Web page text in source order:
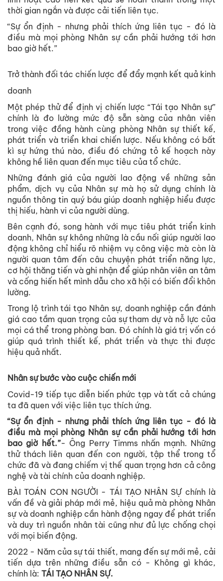
thời gian ngắn và được cải tiến liên tục.
“Sự ổn định - nhưng phải thích ứng liên tục - đó là
điều mà mọi phòng Nhân sự cần phải hướng tới hơn
bao giờ hết.”
Trở thành đối tác chiến lược để đẩy mạnh kết quả kinh
doanh
Một phép thử để định vị chiến lược “Tái tạo Nhân sự”
chính là đo lường mức độ sẵn sàng của nhân viên
trong việc đồng hành cùng phòng Nhân sự thiết kế,
phát triển và triển khai chiến lược. Nếu không có bất
kì sự hứng thú nào, điều đó chứng tỏ kế hoạch này
không hề liên quan đến mục tiêu của tổ chức.
Những đánh giá của người lao động về những sản
phẩm, dịch vụ của Nhân sự mà họ sử dụng chính là
nguồn thông tin quý báu giúp doanh nghiệp hiểu được
thị hiếu, hành vi của người dùng.
Bên cạnh đó, song hành với mục tiêu phát triển kinh
doanh, Nhân sự không những là cầu nối giúp người lao
động không chỉ hiểu rõ nhiệm vụ công việc mà còn là
người quan tâm đến câu chuyện phát triển năng lực,
cơ hội thăng tiến và ghi nhận để giúp nhân viên an tâm
và cống hiến hết mình dẫu cho xã hội có biến đổi khôn
lường.
Trong lộ trình tái tạo Nhân sự, doanh nghiệp cần đánh
giá cao tầm quan trọng của sự tham dự và nỗ lực của
mọi cá thể trong phòng ban. Đó chính là giá trị vốn có
giúp quá trình thiết kế, phát triển và thực thi được
hiệu quả nhất.
Nhân sự bước vào cuộc chiến mới
Covid-19 tiếp tục diễn biến phức tạp và tất cả chúng
ta đã quen với việc liên tục thích ứng.
“Sự ổn định - nhưng phải thích ứng liên tục - đó là
điều mà mọi phòng Nhân sự cần phải hướng tới hơn
bao giờ hết.”- Ông Perry Timms nhấn mạnh. Những
thử thách liên quan đến con người, tập thể trong tổ
chức đã và đang chiếm vị thế quan trọng hơn cả công
nghệ và tài chính của doanh nghiệp.
BÀI TOÁN CON NGƯỜI - TÁI TẠO NHÂN SỰ chính là
vấn đề và giải pháp mới mẻ, hiệu quả mà phòng Nhân
sự và doanh nghiệp cần hành động ngay để phát triển
và duy trì nguồn nhân tài cũng như đủ lực chống chọi
với mọi biến động.
2022 - Năm của sự tái thiết, mang đến sự mới mẻ, cải
tiến dựa trên những điều sẵn có - Không gì khác,
chính là: TÁI TẠO NHÂN SỰ.